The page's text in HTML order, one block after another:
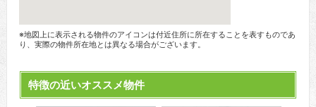
※地図上に表示される物件のアイコンは付近住所に所在することを表すものであ
り、実際の物件所在地とは異なる場合がございます。
特徴の近いオススメ物件